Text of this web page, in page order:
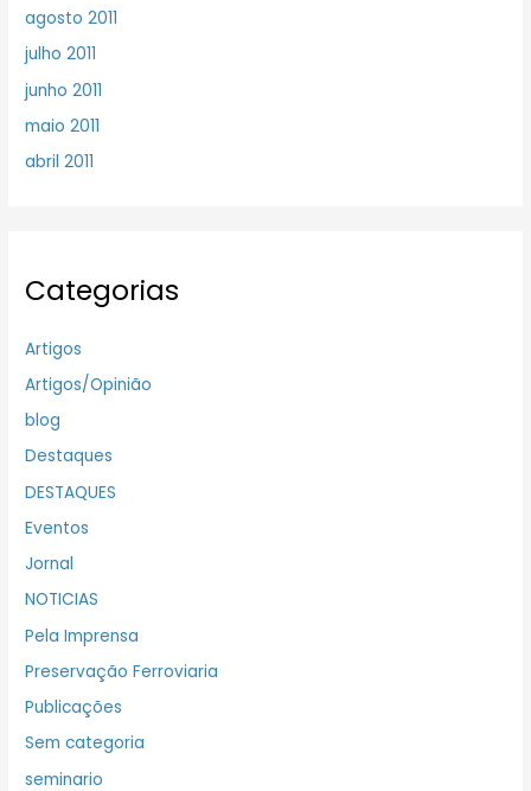
agosto 2011
julho 2011
junho 2011
maio 2011
abril 2011
Categorias
Artigos
Artigos/Opinião
blog
Destaques
DESTAQUES
Eventos
Jornal
NOTICIAS
Pela Imprensa
Preservação Ferroviaria
Publicações
Sem categoria
seminario